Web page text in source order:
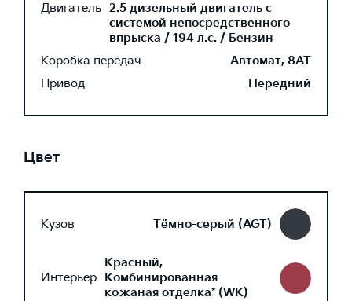
Двигатель 2.5 дизельный двигатель с
системой непосредственного
впрыска / 194 л.с. / Бензин
Коробка передач
Автомат, 8AT
Привод
Передний
Цвет
Кузов Тёмно-серый (AGT)
Интерьер
Красный,
Комбинированная
кожаная отделка* (WK)